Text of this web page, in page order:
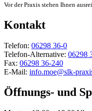
Vor der Praxis stehen Ihnen
Kontakt
Telefon: 06298 36-0
Telefon-Alternative: 06298
Fax: 06298 36-240
E-Mail: info.moe@slk-
Öffnungs- und